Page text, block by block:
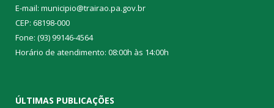
E-mail: municipio@trairao.pa.gov.br
CEP: 68198-000
Fone: (93) 99146-4564
Horário de atendimento: 08:00h às 14:00h
ÚLTIMAS PUBLICAÇÕES